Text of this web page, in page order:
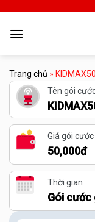
Trang chủ » KIDMAX50
Tên gói
Giá gói cước
50,000đ
Thời gian
Gói cước